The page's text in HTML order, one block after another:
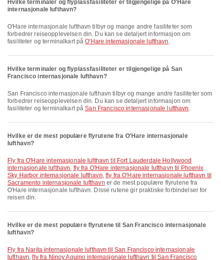
Hvilke terminaler og flyplassfasiliteter er tilgjengelige på O'Hare
internasjonale lufthavn?
O'Hare internasjonale lufthavn tilbyr og mange andre fasiliteter som
forbedrer reiseopplevelsen din. Du kan se detaljert informasjon om
fasiliteter og terminalkart påO'Hare internasjonale lufthavn .
Hvilke terminaler og flyplassfasiliteter er tilgjengelige på San
Francisco internasjonale lufthavn?
San Francisco internasjonale lufthavn tilbyr og mange andre fasiliteter som
forbedrer reiseopplevelsen din. Du kan se detaljert informasjon om
fasiliteter og terminalkart påSan Francisco internasjonale lufthavn .
Hvilke er de mest populære flyrutene fra O'Hare internasjonale
lufthavn?
fly fra O'Hare internasjonale lufthavn til Fort Lauderdale Hollywood
internasjonale lufthavn, fly fra O'Hare internasjonale lufthavn til Phoenix
Sky Harbor internasjonale lufthavn,fly fra O'Hare internasjonale lufthavn til
Sacramento internasjonale lufthavn er de mest populære flyrutene fra
O'Hare internasjonale lufthavn. Disse rutene gir praktiske forbindelser for
reisen din.
Hvilke er de mest populære flyrutene til San Francisco internasjonale
lufthavn?
fly fra Narita internasjonale lufthavn til San Francisco internasjonale
lufthavn,fly fra Ninoy Aquino internasjonale lufthavn til San Francisco